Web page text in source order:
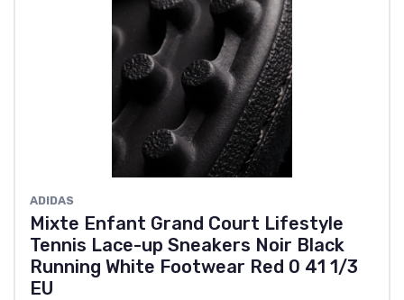
ADIDAS
Mixte Enfant Grand Court Lifestyle
Tennis Lace-up Sneakers Noir Black
Running White Footwear Red 0 41 1/3
EU